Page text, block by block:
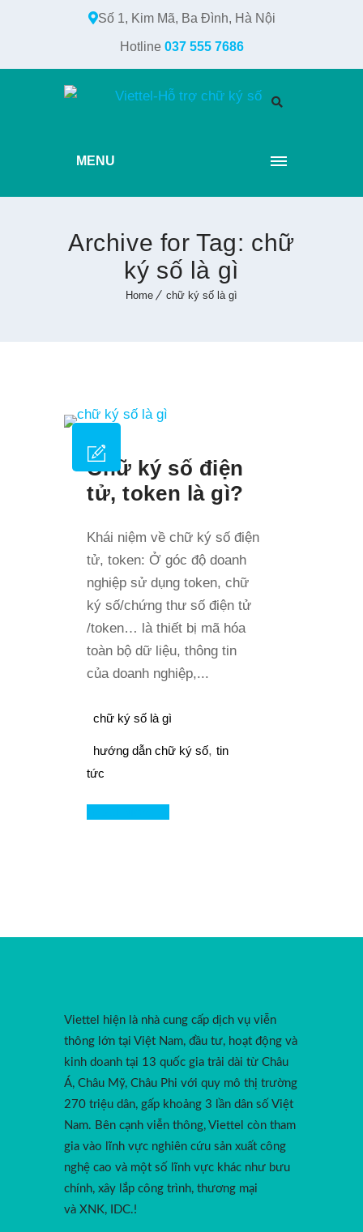
Số 1, Kim Mã, Ba Đình, Hà Nội
Hotline 037 555 7686
MENU
Archive for Tag: chữ
ký số là gì
Home chữ ký số là gì
Chữ ký số điện
tử, token là gì?
Khái niệm về chữ ký số điện
tử, token: Ở góc độ doanh
nghiệp sử dụng token, chữ
ký số/chứng thư số điện tử
/token… là thiết bị mã hóa
toàn bộ dữ liệu, thông tin
của doanh nghiệp,...
chữ ký số là gì
hướng dẫn chữ ký số,tin
tức
Viettel hiện là nhà cung cấp dịch vụ viễn
thông lớn tại Việt Nam, đầu tư, hoạt động và
kinh doanh tại 13 quốc gia trải dài từ Châu
Á, Châu Mỹ, Châu Phi với quy mô thị trường
270 triệu dân, gấp khoảng 3 lần dân số Việt
Nam. Bên cạnh viễn thông, Viettel còn tham
gia vào lĩnh vực nghiên cứu sản xuất công
nghệ cao và một số lĩnh vực khác như bưu
chính, xây lắp công trình, thương mại
và XNK, IDC.!